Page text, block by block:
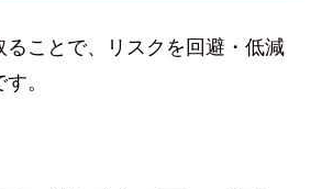
ることで、リスクを回避・低減
。